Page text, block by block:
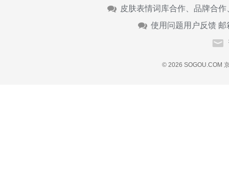
皮肤表情词库合作、品牌合
使用问题用户反馈 邮
© 2026 SOGOU.COM